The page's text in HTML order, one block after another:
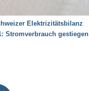
Elektrizitätsbilanz
Stromverbrauch gestiegen